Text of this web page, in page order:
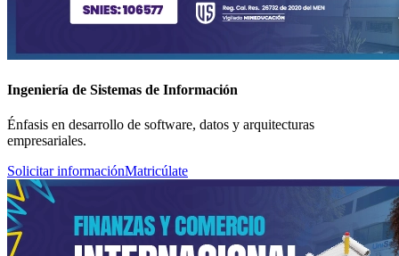
Ingeniería de Sistemas de Información
Énfasis en desarrollo de software, datos y arquitecturas
empresariales.
Solicitar informaciónMatricúlate